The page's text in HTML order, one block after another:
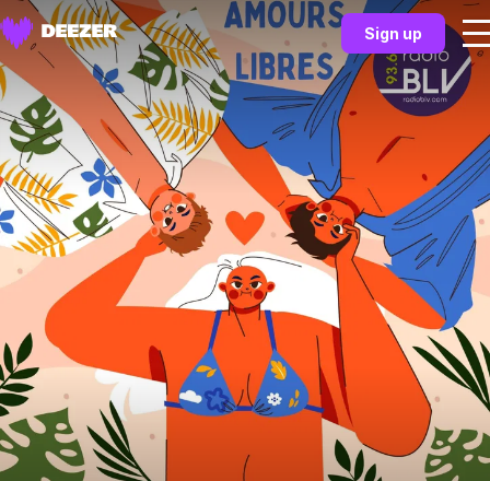
Sign up